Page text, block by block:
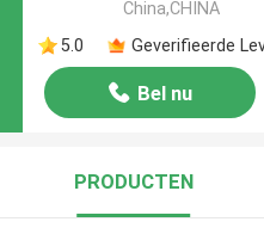
China,CHINA
5.0
Geverifieerde
Bel nu
PRODUCTEN